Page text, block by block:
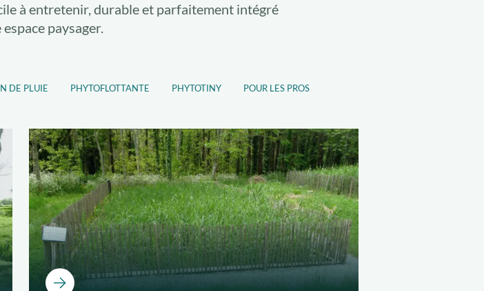
à entretenir, durable et parfaitement intégré
paysager.
DE PLUIE PHYTOFLOTTANTE PHYTOTINY POUR LES PROS